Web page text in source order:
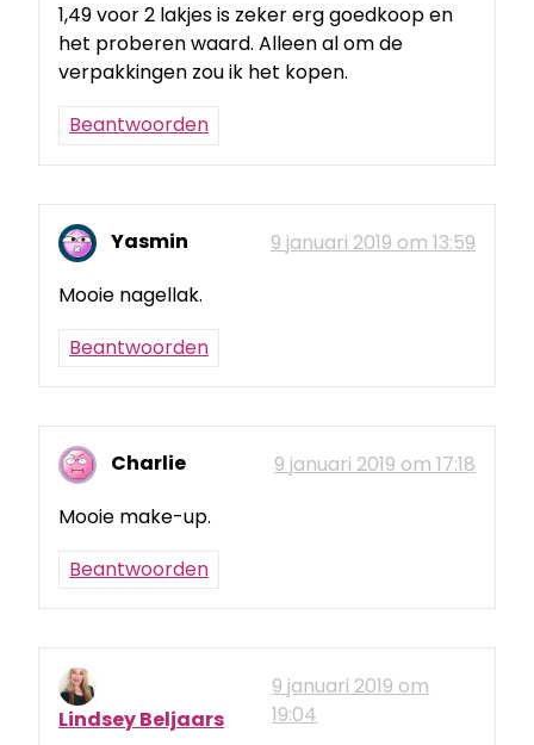
1,49 voor 2 lakjes is zeker erg goedkoop en
het proberen waard. Alleen al om de
verpakkingen zou ik het kopen.
Beantwoorden
Yasmin
9 januari 2019 om 13:59
Mooie nagellak.
Beantwoorden
Charlie
9 januari 2019 om 17:18
Mooie make-up.
Beantwoorden
Lindsey Beljaars
9 januari 2019 om
19:04